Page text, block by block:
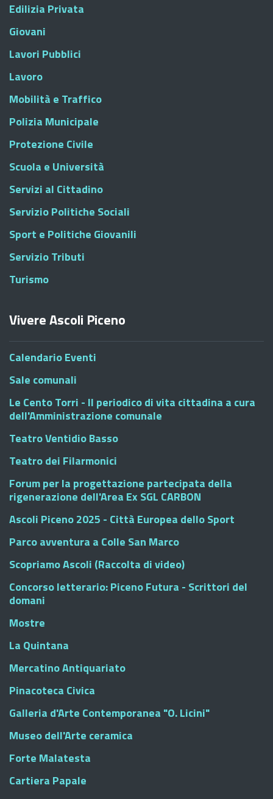
Edilizia Privata
Giovani
Lavori Pubblici
Lavoro
Mobilità e Traffico
Polizia Municipale
Protezione Civile
Scuola e Università
Servizi al Cittadino
Servizio Politiche Sociali
Sport e Politiche Giovanili
Servizio Tributi
Turismo
Vivere Ascoli Piceno
Calendario Eventi
Sale comunali
Le Cento Torri - Il periodico di vita cittadina a cura
dell'Amministrazione comunale
Teatro Ventidio Basso
Teatro dei Filarmonici
Forum per la progettazione partecipata della
rigenerazione dell'Area Ex SGL CARBON
Ascoli Piceno 2025 - Città Europea dello Sport
Parco avventura a Colle San Marco
Scopriamo Ascoli (Raccolta di video)
Concorso letterario: Piceno Futura - Scrittori del
domani
Mostre
La Quintana
Mercatino Antiquariato
Pinacoteca Civica
Galleria d'Arte Contemporanea "O. Licini"
Museo dell'Arte ceramica
Forte Malatesta
Cartiera Papale